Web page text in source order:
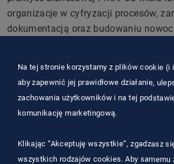
organizacje w cyfryzacji procesów,
dokumentacją oraz budowaniu
ten proces od uporządkowania obiegu
wdrożenia elektronicznych archiwów
kluczowych procesów biznesowych.
Dowiedz się więcej o rozwiązaniach
Na tej stronie korzystamy z plików cookie (i
aby zapewnić jej prawidłowe działanie,
zachowania użytkowników i na tej
komunikację marketingową.
Klikając “Akceptuję wszystkie“, zgadzasz
wszystkich rodzajów cookies. Aby samemu